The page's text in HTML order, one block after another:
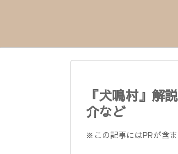
『犬鳴村』解
介など
※この記事にはPRが含ま